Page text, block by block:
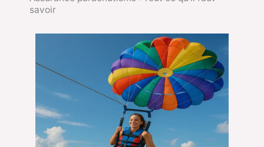
savoir